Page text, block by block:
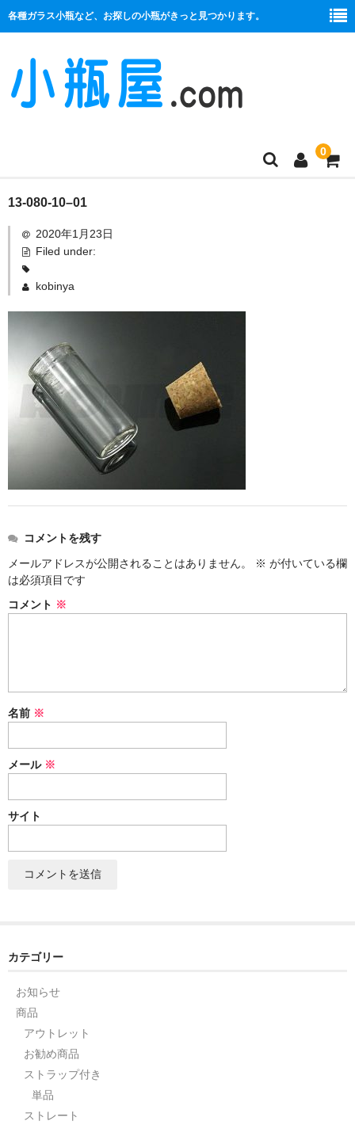
各種ガラス小瓶など、お探しの小瓶がきっと見つかります。
0
商品一覧
絞り口
ストレート
コルク栓
セット
ストラップ付き
セット
ふた付き
単品
パーツ
アウトレット
13-080-10–01
2020年1月23日
Filed under:
kobinya
コメントを残す
メールアドレスが公開されることはありません。
※ が付いている欄
は必須項目です
コメント ※
名前 ※
メール ※
サイト
カテゴリー
お知らせ
商品
アウトレット
お勧め商品
ストラップ付き
単品
ストレート